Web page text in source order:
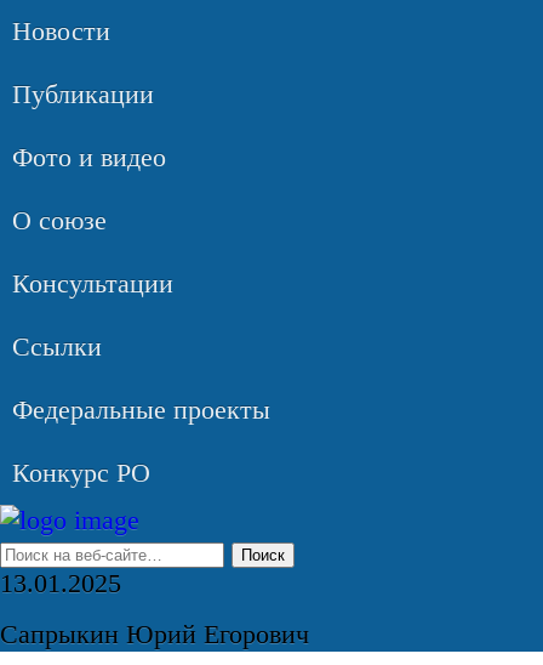
Новости
Публикации
Фото и видео
О союзе
Консультации
Ссылки
Федеральные проекты
Конкурс РО
13.01.2025
Сапрыкин Юрий Егорович